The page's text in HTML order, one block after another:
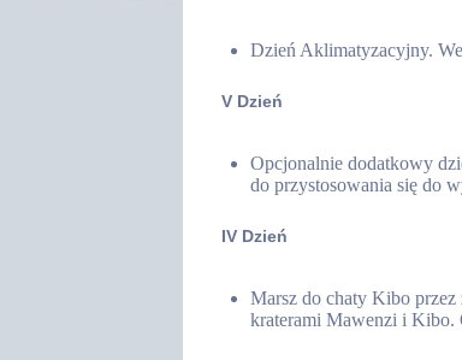
Dzień Aklimatyzacyjny.
V Dzień
Opcjonalnie dodatkowy
do przystosowania się do
IV Dzień
Marsz do chaty Kibo
kraterami Mawenzi i Kibo.